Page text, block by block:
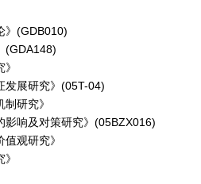
》(GDB010)
(GDA148)
发展研究》(05T-04)
研究》
影响及对策研究》(05BZX016)
观研究》